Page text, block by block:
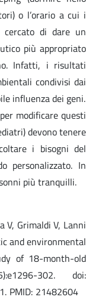
o l’orario a cui i
di dare un
più appropriato
Infatti, i risultati
condivisi dai
influenza dei geni.
modificare questi
devono tenere
i bisogni del
personalizzato. In
più tranquilli.
V, Grimaldi V, Lanni
and environmental
of 18-month-old
302. doi:
PMID: 21482604